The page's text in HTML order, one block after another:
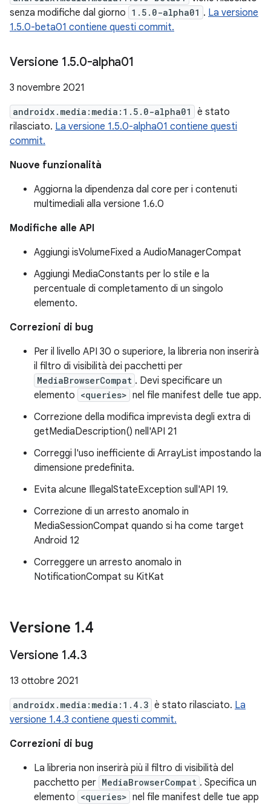
senza modifiche dal giorno 1.5.0-alpha01 . La versione
1.5.0-beta01 contiene questi commit.
Versione 1.5.0-alpha01
3 novembre 2021
androidx.media:media:1.5.0-alpha01
è stato
rilasciato. La versione 1.5.0-alpha01 contiene questi
commit.
Nuove funzionalità
Aggiorna la dipendenza dal core per i contenuti
multimediali alla versione 1.6.0
Modifiche alle API
Aggiungi isVolumeFixed a AudioManagerCompat
Aggiungi MediaConstants per lo stile e la
percentuale di completamento di un singolo
elemento.
Correzioni di bug
Per il livello API 30 o superiore, la libreria non inserirà
il filtro di visibilità dei pacchetti per
MediaBrowserCompat . Devi specificare un
elemento <queries> nel file manifest delle tue app.
Correzione della modifica imprevista degli extra di
getMediaDescription() nell'API 21
Correggi l'uso inefficiente di ArrayList impostando la
dimensione predefinita.
Evita alcune IllegalStateException sull'API 19.
Correzione di un arresto anomalo in
MediaSessionCompat quando si ha come target
Android 12
Correggere un arresto anomalo in
NotificationCompat su KitKat
Versione 1.4
Versione 1.4.3
13 ottobre 2021
androidx.media:media:1.4.3 è stato rilasciato. La
versione 1.4.3 contiene questi commit.
Correzioni di bug
La libreria non inserirà più il filtro di visibilità del
pacchetto per MediaBrowserCompat . Specifica un
elemento <queries> nel file manifest delle tue app